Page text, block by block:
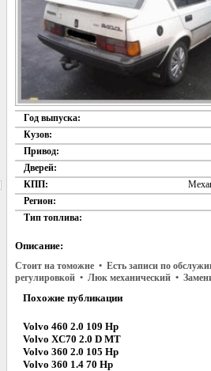
Год выпуска:
Кузов:
Привод:
Дверей:
КПП:
Регион:
Тип топлива:
Описание:
Стоит на томожне • Есть записи по
регулировкой • Люк механический •
Похожие публикации
Volvo 460 2.0 109 Hp
Volvo XC70 2.0 D MT
Volvo 360 2.0 105 Hp
Volvo 360 1.4 70 Hp